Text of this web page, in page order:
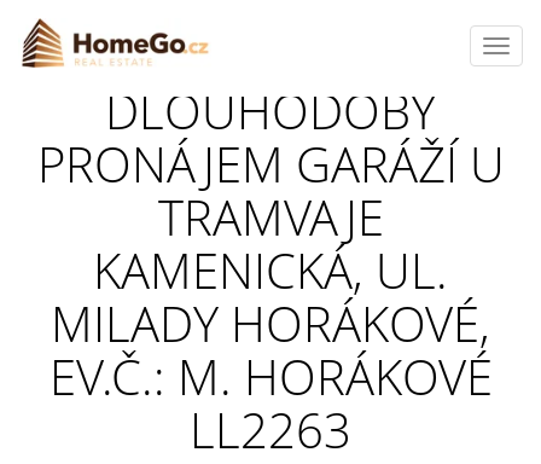
DLOUHODOBÝ
PRONÁJEM GARÁŽÍ U
TRAMVAJE
KAMENICKÁ, UL.
MILADY HORÁKOVÉ,
EV.Č.: M. HORÁKOVÉ
LL2263